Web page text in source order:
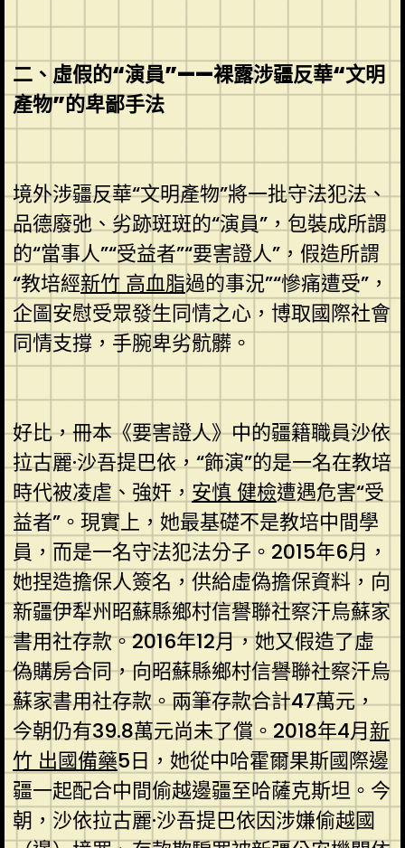
二、虛假的“演員”——裸露涉疆反華“文明
產物”的卑鄙手法
境外涉疆反華“文明產物”將一批守法犯法、
品德廢弛、劣跡斑斑的“演員”，包裝成所謂
的“當事人”“受益者”“要害證人”，假造所謂
“教培經新竹 高血脂過的事況”“慘痛遭受”，
企圖安慰受眾發生同情之心，博取國際社會
同情支撐，手腕卑劣骯髒。
好比，冊本《要害證人》中的疆籍職員沙依
拉古麗·沙吾提巴依，“飾演”的是一名在教培
時代被凌虐、強奸， 安慎 健檢遭遇危害“受
益者”。現實上，她最基礎不是教培中間學
員，而是一名守法犯法分子。2015年6月，
她捏造擔保人簽名，供給虛偽擔保資料，向
新疆伊犁州昭蘇縣鄉村信譽聯社察汗烏蘇家
書用社存款。2016年12月，她又假造了虛
偽購房合同，向昭蘇縣鄉村信譽聯社察汗烏
蘇家書用社存款。兩筆存款合計47萬元，
今朝仍有39.8萬元尚未了償。2018年4月新
竹 出國備藥5日，她從中哈霍爾果斯國際邊
疆一起配合中間偷越邊疆至哈薩克斯坦。今
朝，沙依拉古麗·沙吾提巴依因涉嫌偷越國